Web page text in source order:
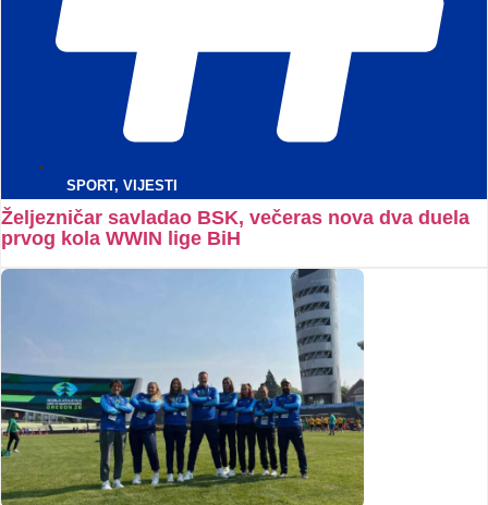
SPORT, VIJESTI
Željezničar savladao BSK, večeras nova dva duela
prvog kola WWIN lige BiH